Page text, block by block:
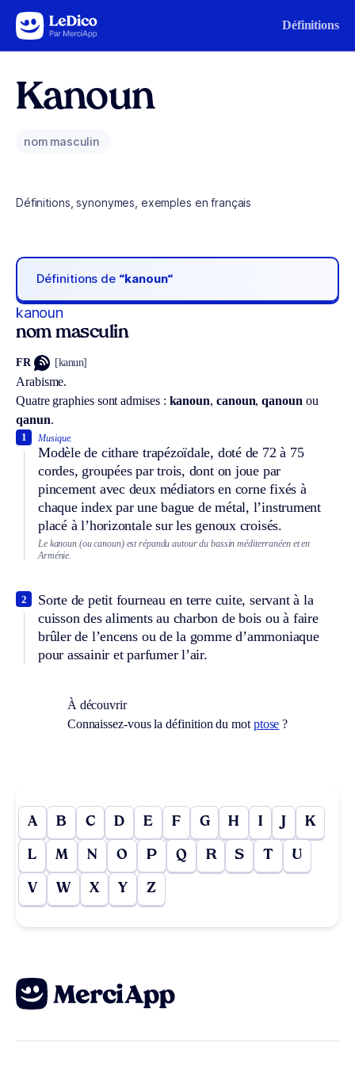
Aller au contenu Définitions
Kanoun
nom masculin
Définitions, synonymes, exemples en français
Définitions de “kanoun“
kanoun
nom masculin
FR [kanun]
Arabisme.
Quatre graphies sont admises : kanoun, canoun,qanoun ou
qanun.
Musique.
Modèle de cithare trapézoïdale, doté de 72 à 75
cordes, groupées par trois, dont on joue par
pincement avec deux médiators en corne fixés à
chaque index par une bague de métal, l’instrument
placé à l’horizontale sur les genoux croisés.
1
Le kanoun (ou canoun) est répandu autour du bassin méditerranéen et en
Arménie.
Sorte de petit fourneau en terre cuite, servant à la
cuisson des aliments au charbon de bois ou à faire
brûler de l’encens ou de la gomme d’ammoniaque
pour assainir et parfumer l’air.
2
À découvrir
Connaissez-vous la définition du mot ptose ?
A B C D E F G H I J K
L M N O P Q R S T U
V W X Y Z